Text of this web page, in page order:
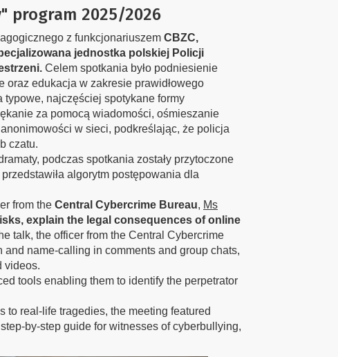
program 2025/2026
z funkcjonariuszem CBZC,
jednostka polskiej Policji
Celem spotkania było podniesienie
edukacja w zakresie prawidłowego
typowe, najczęściej spotykane formy
za pomocą wiadomości, ośmieszanie
w sieci, podkreślając, że policja
czatu.
podczas spotkania zostały przytoczone
algorytm postępowania dla
from the Central Cybercrime Bureau, Ms
explain the legal consequences of online
talk, the officer from the Central Cybercrime
name-calling in comments and group chats,
videos.
tools enabling them to identify the perpetrator
real-life tragedies, the meeting featured
by-step guide for witnesses of cyberbullying,